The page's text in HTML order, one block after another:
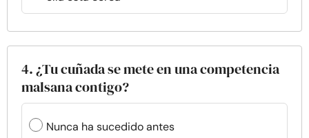
4. ¿Tu cuñada se mete en una competencia
malsana contigo?
Nunca ha sucedido antes